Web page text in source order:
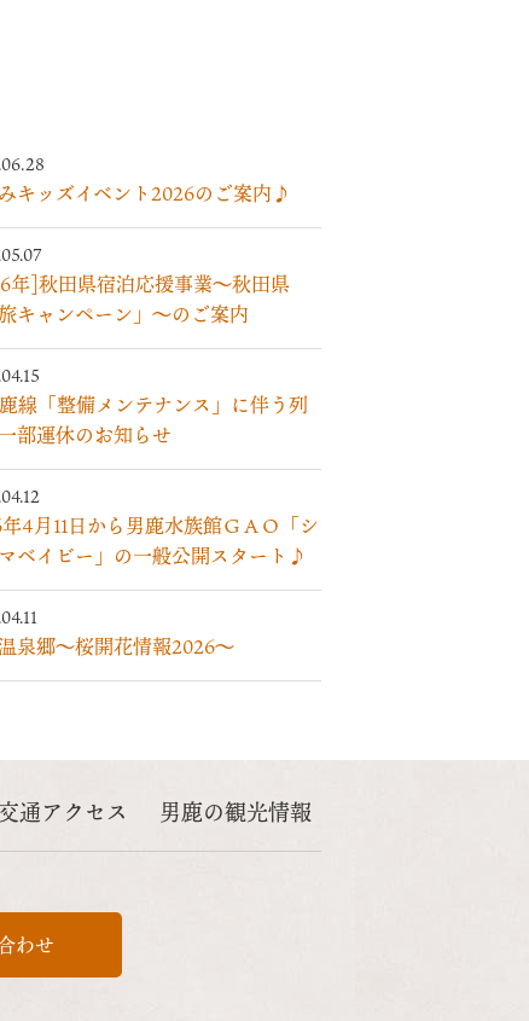
キッズイベント2026のご案内♪
年]秋田県宿泊応援事業～秋田県
旅キャンペーン」～のご案内
線「整備メンテナンス」に伴う列
部運休のお知らせ
4月11日から男鹿水族館ＧＡＯ「シ
ベイビー」の一般公開スタート♪
泉郷～桜開花情報2026～
交通アクセス 男鹿の観光情報
わせ